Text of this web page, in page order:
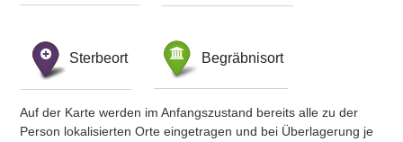
Sterbeort Begräbnisort
Auf der Karte werden im Anfangszustand bereits alle zu der
Person lokalisierten Orte eingetragen und bei Überlagerung je